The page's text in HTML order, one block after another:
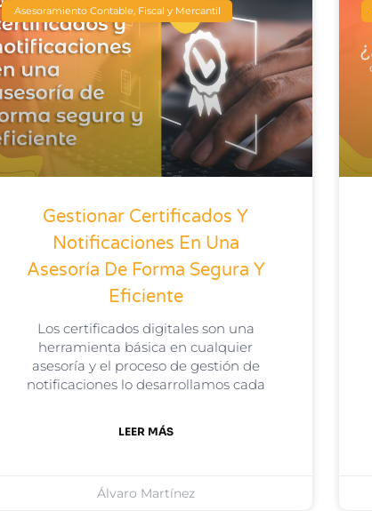
Asesoramiento Contable, Fiscal y Mercantil
Gestionar Certificados Y
Notificaciones En Una
Asesoría De Forma Segura Y
Eficiente
Los certificados digitales son una
herramienta básica en cualquier
asesoría y el proceso de gestión de
notificaciones lo desarrollamos cada
LEER MÁS
Álvaro Martínez